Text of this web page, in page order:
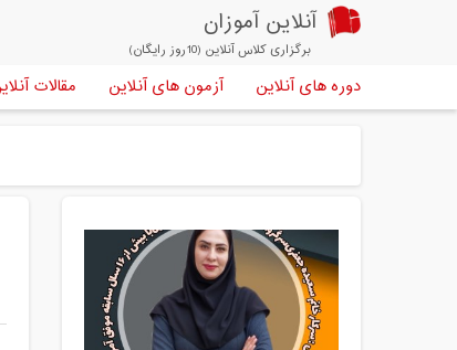
آنلاین آموزان
برگزاری کلاس آنلاین (10روز رایگان)
دوره های آنلاین آزمون های آنلاین مقالات